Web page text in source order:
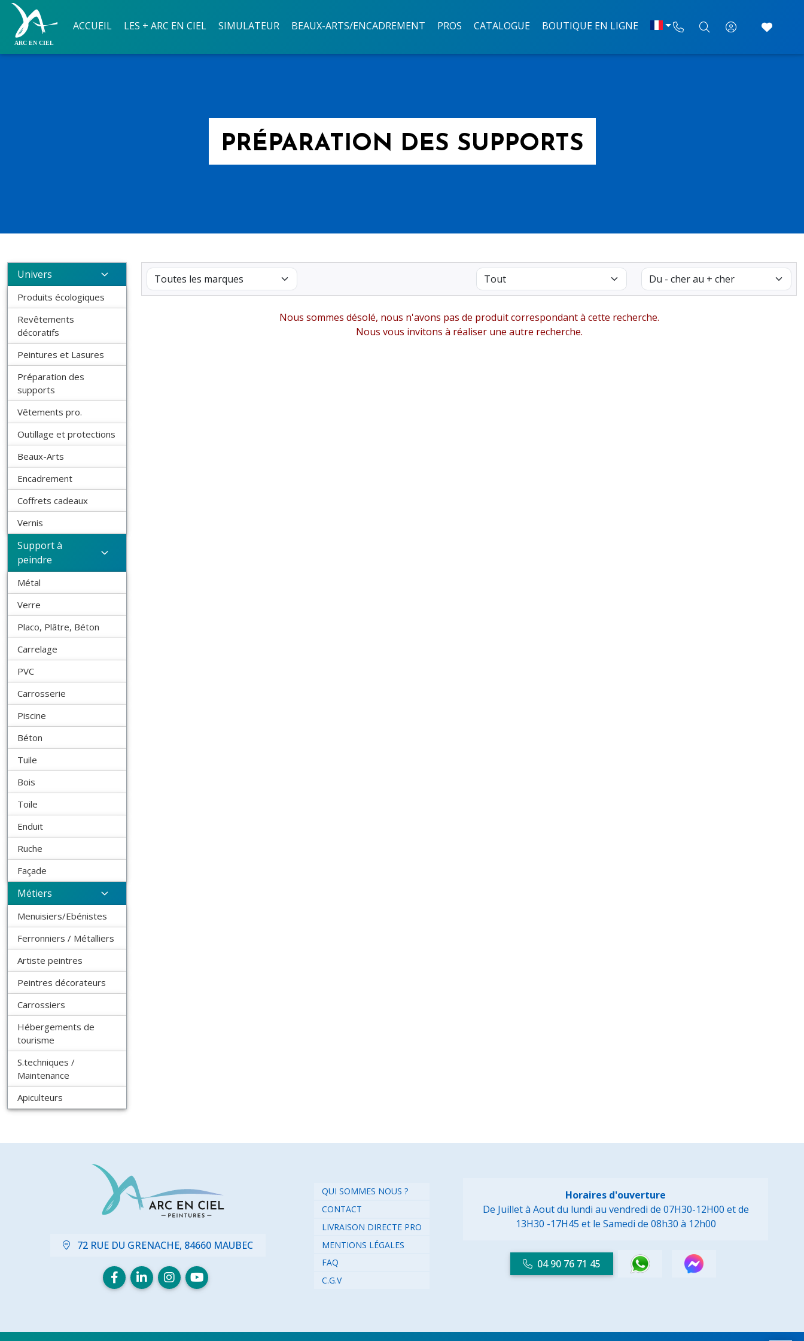
ACCUEIL LES + ARC EN CIEL SIMULATEUR BEAUX-ARTS/ENCADREMENT PROS CATALOGUE BOUTIQUE EN LIGNE
PRÉPARATION DES SUPPORTS
Univers
Produits écologiques
Revêtements
décoratifs
Peintures et Lasures
Préparation des
supports
Vêtements pro.
Outillage et protections
Beaux-Arts
Encadrement
Coffrets cadeaux
Vernis
Support à
peindre
Métal
Verre
Placo, Plâtre, Béton
Carrelage
PVC
Carrosserie
Piscine
Béton
Tuile
Bois
Toile
Enduit
Ruche
Façade
Métiers
Menuisiers/Ebénistes
Ferronniers / Métalliers
Artiste peintres
Peintres décorateurs
Carrossiers
Hébergements de
tourisme
S.techniques /
Maintenance
Apiculteurs
Nous sommes désolé, nous n'avons pas de produit correspondant à cette recherche.
Nous vous invitons à réaliser une autre recherche.
72 RUE DU GRENACHE, 84660 MAUBEC
QUI SOMMES NOUS ?
CONTACT
LIVRAISON DIRECTE PRO
MENTIONS LÉGALES
FAQ
C.G.V
Horaires d'ouverture
De Juillet à Aout du lundi au vendredi de 07H30-12H00 et de
13H30 -17H45 et le Samedi de 08h30 à 12h00
04 90 76 71 45